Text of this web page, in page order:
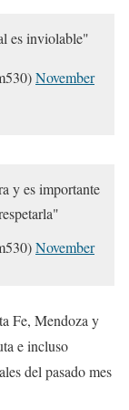
es inviolable"
November
y es importante
November
Fe, Mendoza y
e incluso
del pasado mes